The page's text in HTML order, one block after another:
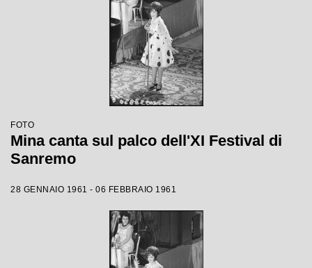
FOTO
Mina canta sul palco dell'XI Festival di
Sanremo
28 GENNAIO 1961 - 06 FEBBRAIO 1961